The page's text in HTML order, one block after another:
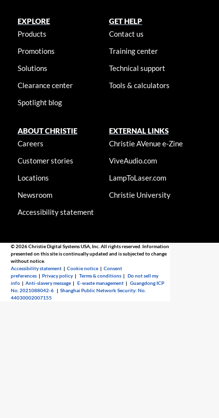
EXPLORE
Products
Promotions
Solutions
Clearance center
Spotlight blog
GET HELP
Contact us
Training center
Technical support
Tools & calculators
ABOUT CHRISTIE
Careers
Customer stories
Locations
Newsroom
Accessibility statement
EXTERNAL LINKS
Christie AVenue e-Zine
ViveAudio.com
LampToLaser.com
Christie University
© 2026 Christie Digital Systems USA, Inc. All rights reserved. Information
presented on this site is continually updated and is subjected to change
without notice.
Accessibility statement |Cookie notice |Consent
preferences |Privacy policy |Terms & conditions |Do not sell my
info |Anti-slavery message |E-waste management |Guangdong ICP
No. 2021088042-6 |Shanghai Public Network Security: No.
44030002007155